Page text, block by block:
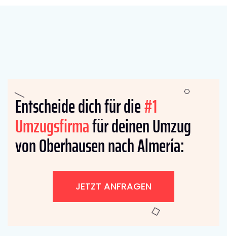
Entscheide dich für die#1
Umzugsfirmafür deinen Umzug
von Oberhausen nach Almería:
JETZT ANFRAGEN